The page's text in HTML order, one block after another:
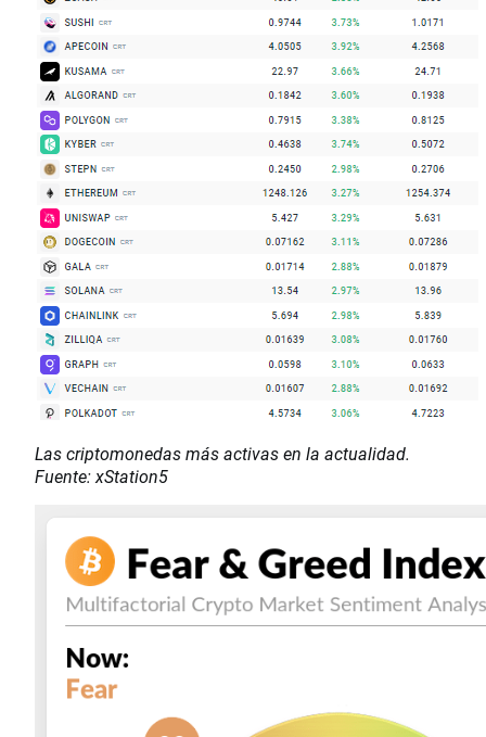
Las criptomonedas más activas en la actualidad.
Fuente: xStation5